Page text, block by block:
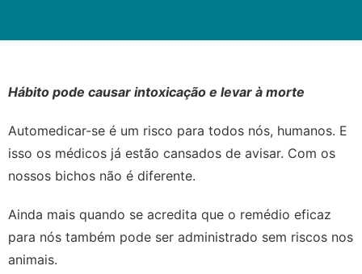
Hábito pode causar intoxicação e levar à morte
Automedicar-se é um risco para todos nós, humanos. E
isso os médicos já estão cansados de avisar. Com os
nossos bichos não é diferente.
Ainda mais quando se acredita que o remédio eficaz
para nós também pode ser administrado sem riscos nos
animais.